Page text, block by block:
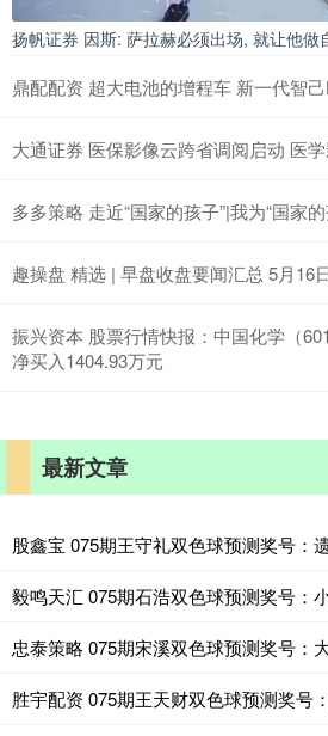
扬帆证券 因斯: 萨拉赫必须出场, 就让他做
鼎配配资 超大电池的增程车 新一代智
大通证券 医保影像云跨省调阅启动 医
多多策略 走近“国家的孩子”|我为“国家
趣操盘 精选 | 早盘收盘要闻汇总 5月16
振兴资本 股票行情快报：中国化学（
净买入1404.93万元
最新文章
股鑫宝 075期王守礼双色球预测奖号：
毅鸣天汇 075期石浩双色球预测奖号：
忠泰策略 075期宋溪双色球预测奖号：
胜宇配资 075期王天财双色球预测奖号